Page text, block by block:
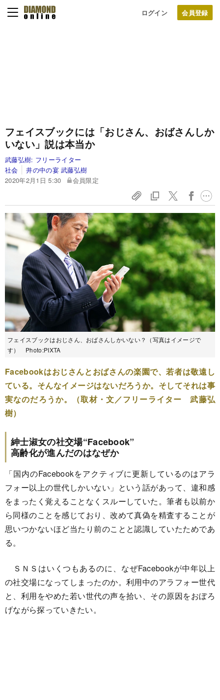
ログイン
フェイスブックには「おじさん、おばさんしか
いない」説は本当か
武藤弘樹: フリーライター
社会
井の中の宴 武藤弘樹
2020年2月1日 5:30
会員限定
フェイスブックはおじさん、おばさんしかいない？（写真はイメージで
す） Photo:PIXTA
Facebookはおじさんとおばさんの楽園で、若者は敬遠し
ている。そんなイメージはないだろうか。そしてそれは事
実なのだろうか。（取材・文／フリーライター 武藤弘
樹）
紳士淑女の社交場“Facebook”
高齢化が進んだのはなぜか
「国内のFacebookをアクティブに更新しているのはアラ
フォー以上の世代しかいない」という話があって、違和感
をまったく覚えることなくスルーしていた。筆者も以前か
ら同様のことを感じており、改めて真偽を精査することが
思いつかないほど当たり前のことと認識していたためであ
る。
ＳＮＳはいくつもあるのに、なぜFacebookが中年以上
の社交場になってしまったのか。利用中のアラフォー世代
と、利用をやめた若い世代の声を拾い、その原因をおぼろ
げながら探っていきたい。